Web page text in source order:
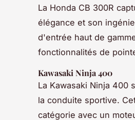
La Honda CB 300R
élégance et son
d'entrée haut de
fonctionnalités de
Kawasaki Ninja 400
La Kawasaki Ninja 400
la conduite sportive.
catégorie avec un